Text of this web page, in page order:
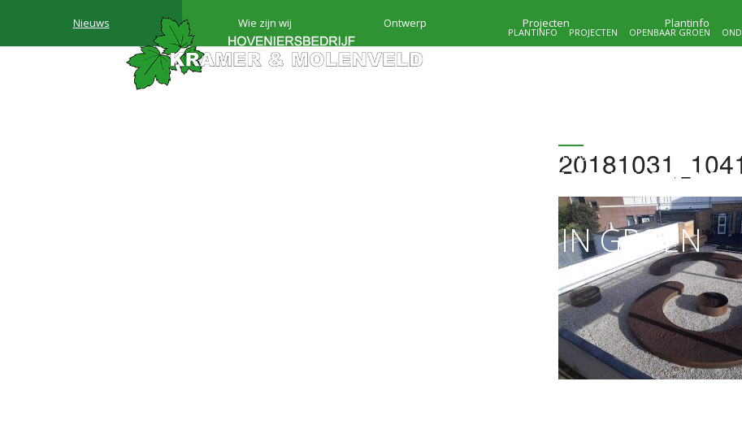
HOVENIERSBEDRIJF
KRAMER & MOLENVELD
MAATWERK IN GROEN
OPENBAAR GROEN
PROJECTEN
PLANTINFO
Nieuws Wie zijn wij Ontwerp Projecten Plantinfo